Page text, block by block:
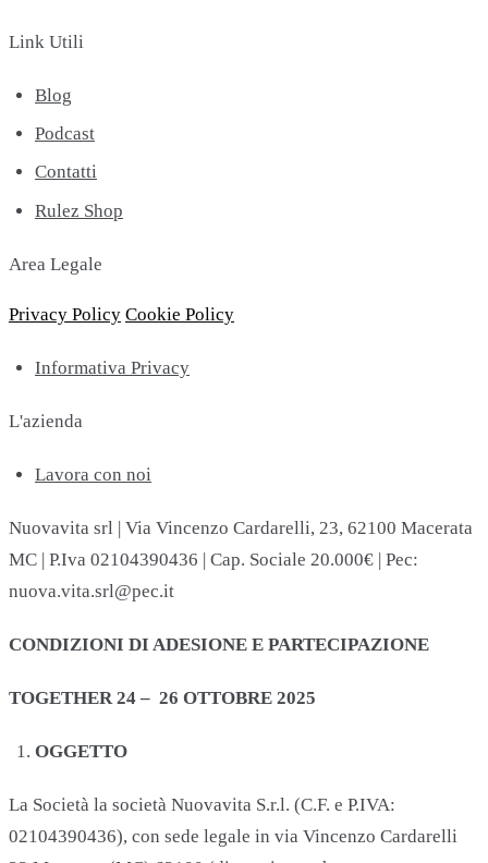
Link Utili
Blog
Podcast
Contatti
Rulez Shop
Area Legale
Privacy Policy Cookie Policy
Informativa Privacy
L'azienda
Lavora con noi
Nuovavita srl | Via Vincenzo Cardarelli, 23, 62100 Macerata
MC | P.Iva 02104390436 | Cap. Sociale 20.000€ | Pec:
nuova.vita.srl@pec.it
CONDIZIONI DI ADESIONE E PARTECIPAZIONE
TOGETHER 24 – 26 OTTOBRE 2025
OGGETTO
La Società la società Nuovavita S.r.l. (C.F. e P.IVA:
02104390436), con sede legale in via Vincenzo Cardarelli